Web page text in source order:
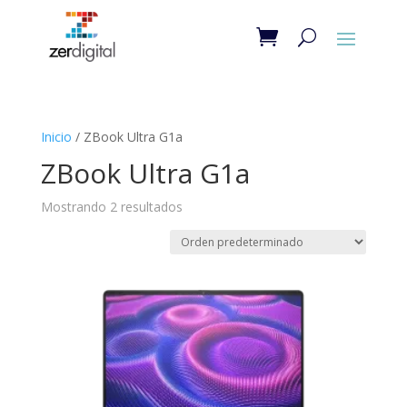
Inicio / ZBook Ultra G1a
ZBook Ultra G1a
Mostrando 2 resultados